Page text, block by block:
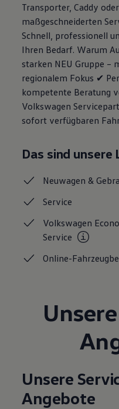
Transporter, Caddy
maßgeschneiderten
Schnell, professionell
Ihren Bedarf. Warum
starken NEU Gruppe –
regionalem Fokus ✔
kompetente Beratung
Volkswagen
sofort verfügbaren
Das sind unsere
Neuwagen &
Service
Volkswagen
Service
Online-
Unsere
Angebote